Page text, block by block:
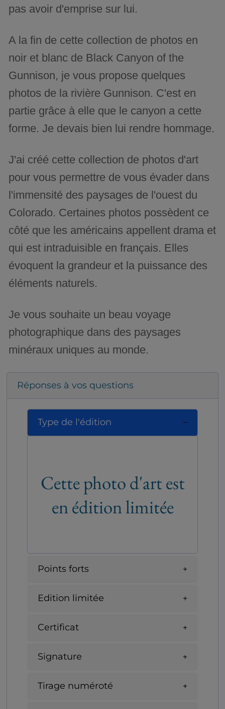
pas avoir d'emprise sur lui.
A la fin de cette collection de photos en
noir et blanc de Black Canyon of the
Gunnison, je vous propose quelques
photos de la rivière Gunnison. C'est en
partie grâce à elle que le canyon a cette
forme. Je devais bien lui rendre hommage.
J'ai créé cette collection de photos d'art
pour vous permettre de vous évader dans
l'immensité des paysages de l'ouest du
Colorado. Certaines photos possèdent ce
côté que les américains appellent drama et
qui est intraduisible en français. Elles
évoquent la grandeur et la puissance des
éléments naturels.
Je vous souhaite un beau voyage
photographique dans des paysages
minéraux uniques au monde.
Réponses à vos questions
Type de l'édition
Cette photo d'art est
en édition limitée
Points forts
Edition limitée
Certificat
Signature
Tirage numéroté